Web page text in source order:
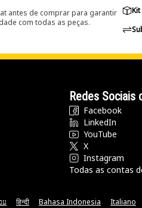
antes de comprar para garantir
com todas as peças.
Kit
Redes Sociais
Facebook
LinkedIn
YouTube
X
Instagram
Todas as contas
हिन्दी Bahasa Indonesia Italiano